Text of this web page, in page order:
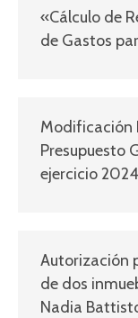
«Cálculo de
de Gastos
Modificación
Presupuesto
ejercicio
Autorización
de dos
Nadia